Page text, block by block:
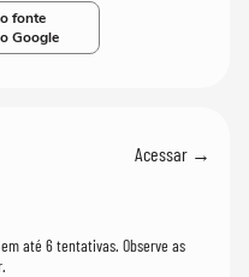
fonte
Google
Acessar →
até 6 tentativas. Observe as